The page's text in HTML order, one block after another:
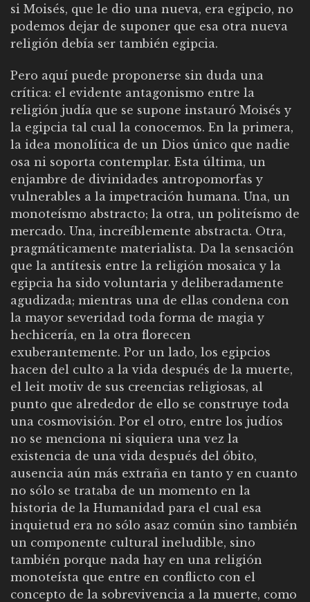
si Moisés, que le dio una nueva, era egipcio, no
podemos dejar de suponer que esa otra nueva
religión debía ser también egipcia.
Pero aquí puede proponerse sin duda una
crítica: el evidente antagonismo entre la
religión judía que se supone instauró Moisés y
la egipcia tal cual la conocemos. En la primera,
la idea monolítica de un Dios único que nadie
osa ni soporta contemplar. Esta última, un
enjambre de divinidades antropomorfas y
vulnerables a la impetración humana. Una, un
monoteísmo abstracto; la otra, un politeísmo de
mercado. Una, increíblemente abstracta. Otra,
pragmáticamente materialista. Da la sensación
que la antítesis entre la religión mosaica y la
egipcia ha sido voluntaria y deliberadamente
agudizada; mientras una de ellas condena con
la mayor severidad toda forma de magia y
hechicería, en la otra florecen
exuberantemente. Por un lado, los egipcios
hacen del culto a la vida después de la muerte,
el leit motiv de sus creencias religiosas, al
punto que alrededor de ello se construye toda
una cosmovisión. Por el otro, entre los judíos
no se menciona ni siquiera una vez la
existencia de una vida después del óbito,
ausencia aún más extraña en tanto y en cuanto
no sólo se trataba de un momento en la
historia de la Humanidad para el cual esa
inquietud era no sólo asaz común sino también
un componente cultural ineludible, sino
también porque nada hay en una religión
monoteísta que entre en conflicto con el
concepto de la sobrevivencia a la muerte, como